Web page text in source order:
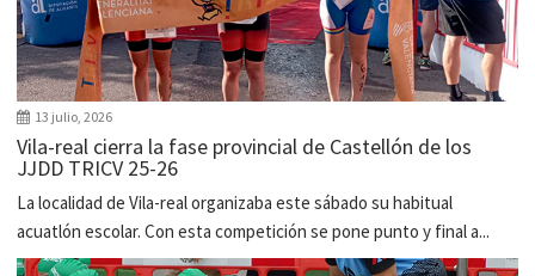
13 julio, 2026
Vila-real cierra la fase provincial de Castellón de los
JJDD TRICV 25-26
La localidad de Vila-real organizaba este sábado su habitual
acuatlón escolar. Con esta competición se pone punto y final a...